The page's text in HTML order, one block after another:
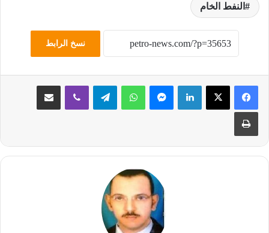
النفط الخام
نسخ الرابط
لينكدإن ماسنجر واتساب تيلقرام ڤايبر مشاركة عبر البريد
طباعة